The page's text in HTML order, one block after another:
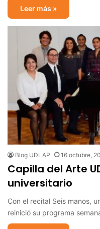
Leer más »
Blog UDLAP 16 octubre,
Capilla del Arte
universitario
Con el recital Seis manos,
reinició su programa